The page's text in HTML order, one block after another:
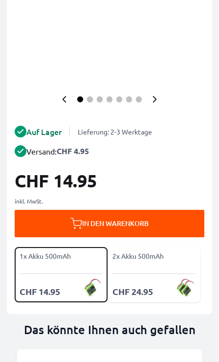
Auf Lager Lieferung: 2-3 Werktage
Versand:CHF 4.95
CHF 14.95
inkl. MwSt.
IN DEN WARENKORB
1x Akku 500mAh
CHF 14.95
2x Akku 500mAh
CHF 24.95
Das könnte Ihnen auch gefallen